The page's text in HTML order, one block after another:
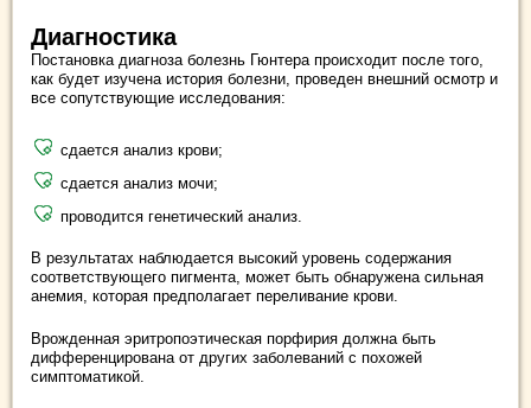
Диагностика
Постановка диагноза болезнь Гюнтера происходит после того,
как будет изучена история болезни, проведен внешний осмотр и
все сопутствующие исследования:
сдается анализ крови;
сдается анализ мочи;
проводится генетический анализ.
В результатах наблюдается высокий уровень содержания
соответствующего пигмента, может быть обнаружена сильная
анемия, которая предполагает переливание крови.
Врожденная эритропоэтическая порфирия должна быть
дифференцирована от других заболеваний с похожей
симптоматикой.